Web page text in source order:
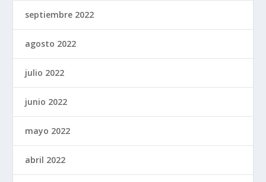
septiembre 2022
agosto 2022
julio 2022
junio 2022
mayo 2022
abril 2022